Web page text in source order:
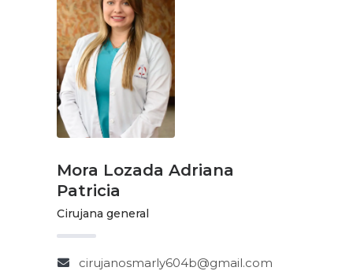
Mora Lozada Adriana
Patricia
Cirujana general
cirujanosmarly604b@gmail.com